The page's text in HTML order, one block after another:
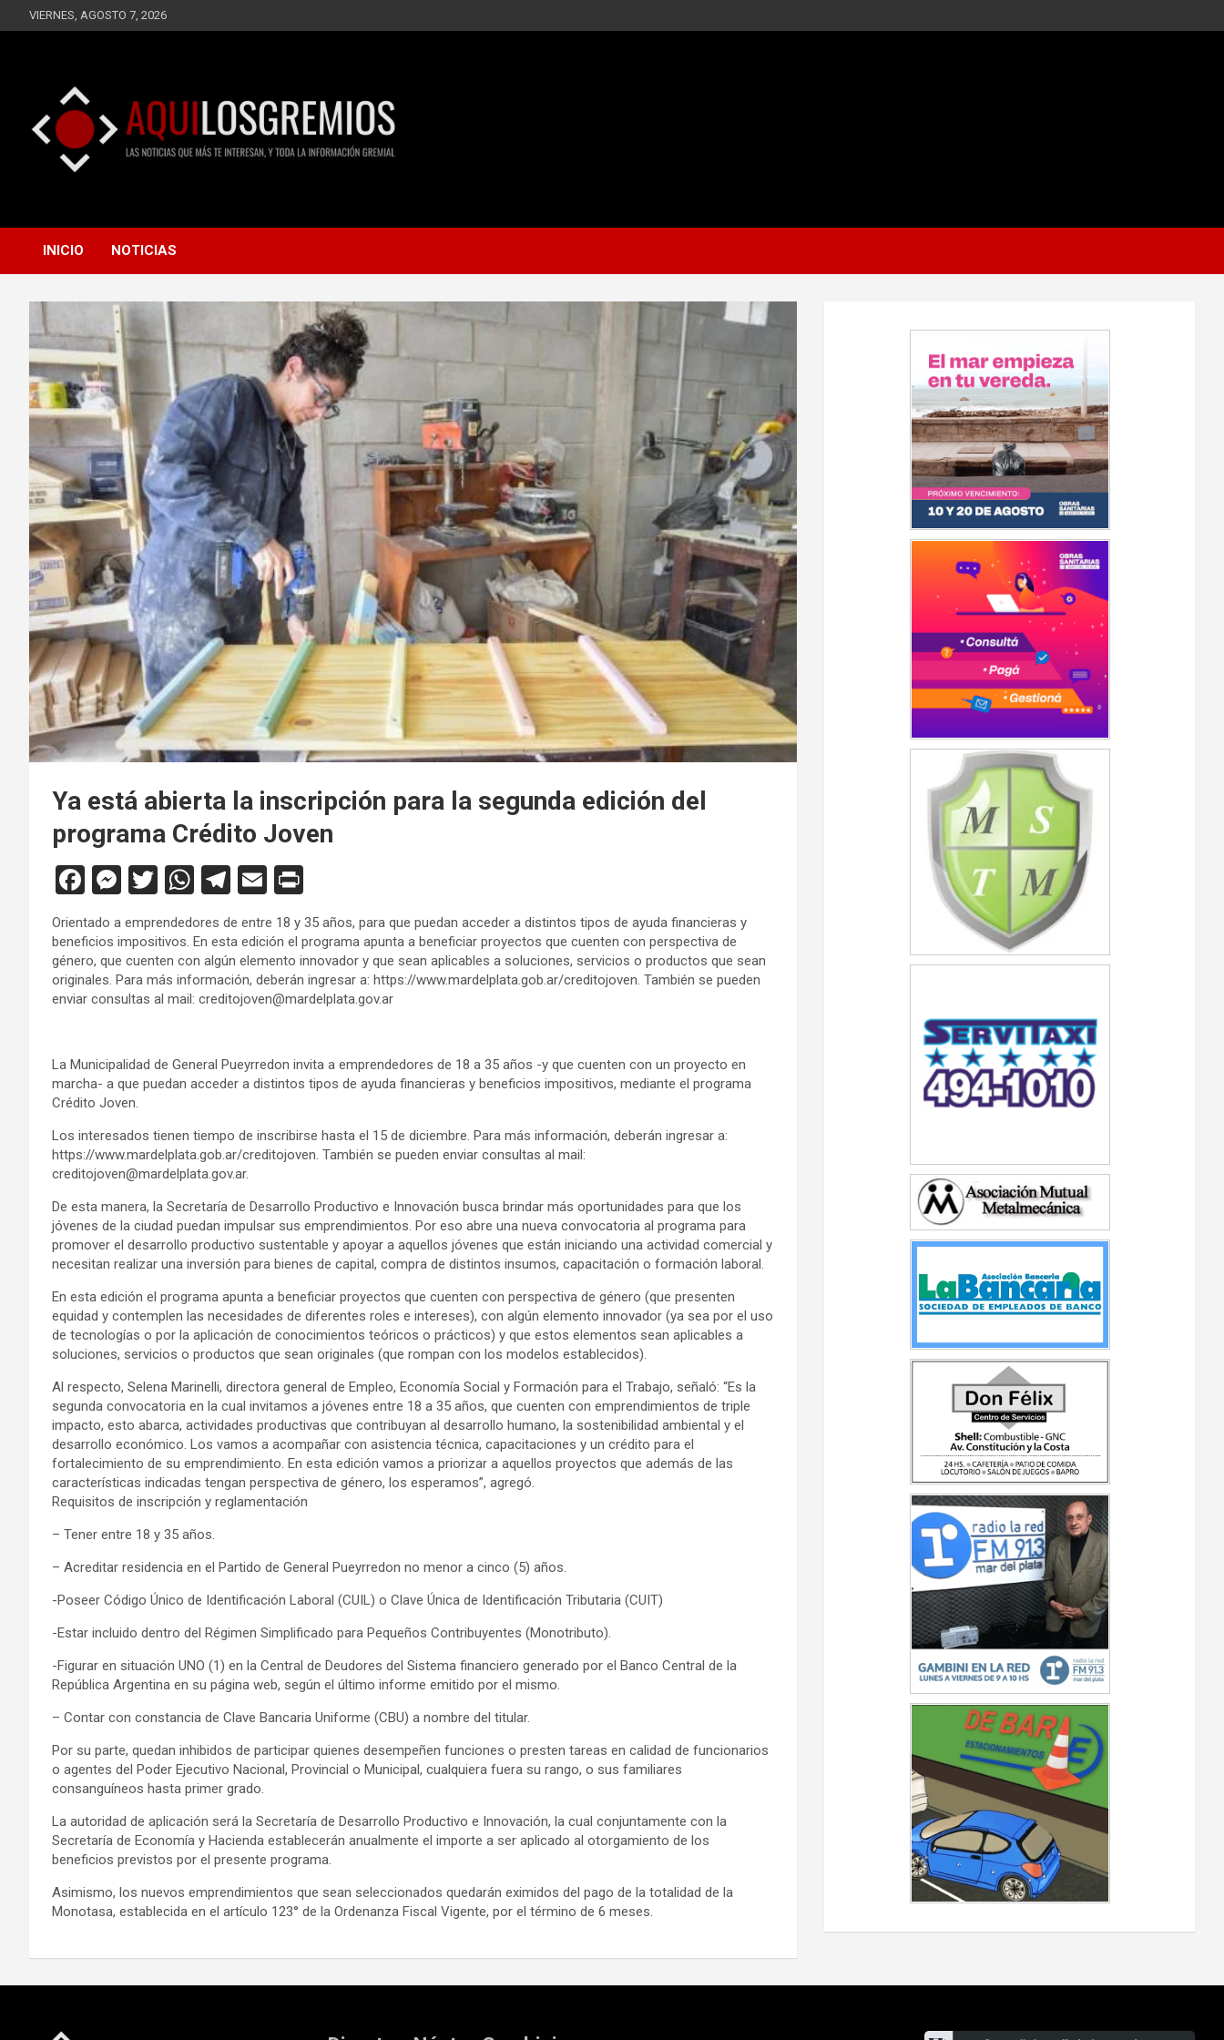
Saltar
al
VIERNES, AGOSTO 7, 2026
AQUÍ LOS GREMIOS
INFORMACIÓN GREMIAL
INICIO
NOTICIAS
Ya está abierta la inscripción para la segunda edición del
programa Crédito Joven
F
a
ce
b
o
k
M
se
n
g
T
wi
tt
er
W
at
s
A
p
T
e
gr
a
E
m
ail
in
tF
ri
e
dl
y
Orientado a emprendedores de entre 18 y 35 años, para que puedan acceder a distintos tipos de ayuda financieras y
beneficios impositivos. En esta edición el programa apunta a beneficiar proyectos que cuenten con perspectiva de
género, que cuenten con algún elemento innovador y que sean aplicables a soluciones, servicios o productos que sean
originales. Para más información, deberán ingresar a: https://www.mardelplata.gob.ar/creditojoven. También se pueden
enviar consultas al mail: creditojoven@mardelplata.gov.ar
La Municipalidad de General Pueyrredon invita a emprendedores de 18 a 35 años -y que cuenten con un proyecto en
marcha- a que puedan acceder a distintos tipos de ayuda financieras y beneficios impositivos, mediante el programa
Crédito Joven.
Los interesados tienen tiempo de inscribirse hasta el 15 de diciembre. Para más información, deberán ingresar a:
https://www.mardelplata.gob.ar/creditojoven. También se pueden enviar consultas al mail:
creditojoven@mardelplata.gov.ar.
De esta manera, la Secretaría de Desarrollo Productivo e Innovación busca brindar más oportunidades para que los
jóvenes de la ciudad puedan impulsar sus emprendimientos. Por eso abre una nueva convocatoria al programa para
promover el desarrollo productivo sustentable y apoyar a aquellos jóvenes que están iniciando una actividad comercial y
necesitan realizar una inversión para bienes de capital, compra de distintos insumos, capacitación o formación laboral.
En esta edición el programa apunta a beneficiar proyectos que cuenten con perspectiva de género (que presenten
equidad y contemplen las necesidades de diferentes roles e intereses), con algún elemento innovador (ya sea por el uso
de tecnologías o por la aplicación de conocimientos teóricos o prácticos) y que estos elementos sean aplicables a
soluciones, servicios o productos que sean originales (que rompan con los modelos establecidos).
Al respecto, Selena Marinelli, directora general de Empleo, Economía Social y Formación para el Trabajo, señaló: “Es la
segunda convocatoria en la cual invitamos a jóvenes entre 18 a 35 años, que cuenten con emprendimientos de triple
impacto, esto abarca, actividades productivas que contribuyan al desarrollo humano, la sostenibilidad ambiental y el
desarrollo económico. Los vamos a acompañar con asistencia técnica, capacitaciones y un crédito para el
fortalecimiento de su emprendimiento. En esta edición vamos a priorizar a aquellos proyectos que además de las
características indicadas tengan perspectiva de género, los esperamos”, agregó.
Requisitos de inscripción y reglamentación
– Tener entre 18 y 35 años.
– Acreditar residencia en el Partido de General Pueyrredon no menor a cinco (5) años.
-Poseer Código Único de Identificación Laboral (CUIL) o Clave Única de Identificación Tributaria (CUIT)
-Estar incluido dentro del Régimen Simplificado para Pequeños Contribuyentes (Monotributo).
-Figurar en situación UNO (1) en la Central de Deudores del Sistema financiero generado por el Banco Central de la
República Argentina en su página web, según el último informe emitido por el mismo.
– Contar con constancia de Clave Bancaria Uniforme (CBU) a nombre del titular.
Por su parte, quedan inhibidos de participar quienes desempeñen funciones o presten tareas en calidad de funcionarios
o agentes del Poder Ejecutivo Nacional, Provincial o Municipal, cualquiera fuera su rango, o sus familiares
consanguíneos hasta primer grado.
La autoridad de aplicación será la Secretaría de Desarrollo Productivo e Innovación, la cual conjuntamente con la
Secretaría de Economía y Hacienda establecerán anualmente el importe a ser aplicado al otorgamiento de los
beneficios previstos por el presente programa.
Asimismo, los nuevos emprendimientos que sean seleccionados quedarán eximidos del pago de la totalidad de la
Monotasa, establecida en el artículo 123° de la Ordenanza Fiscal Vigente, por el término de 6 meses.